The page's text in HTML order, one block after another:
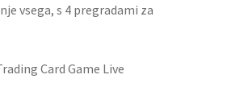
vsega, s 4 pregradami za
Card Game Live